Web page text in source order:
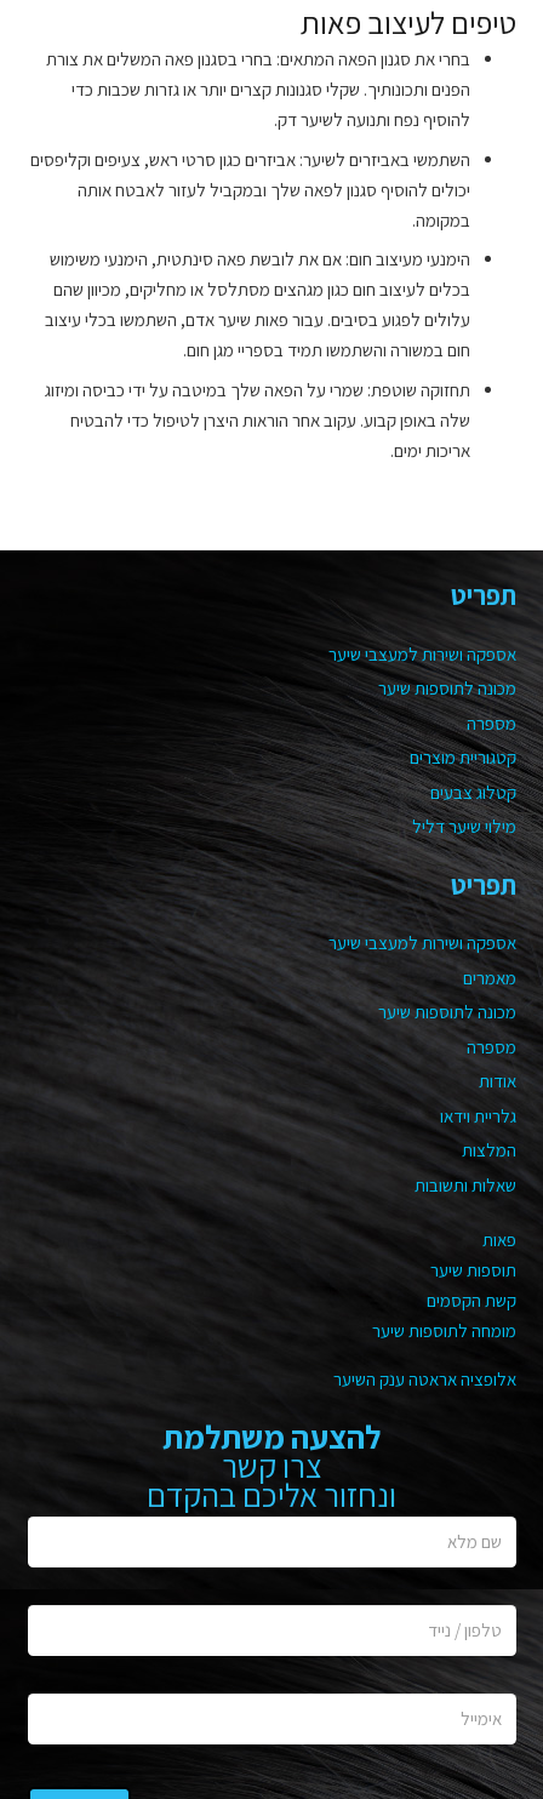
טיפים לעיצוב פאות
בחרי את סגנון הפאה המתאים: בחרי בסגנון פאה המשלים את צורת
הפנים ותכונותיך. שקלי סגנונות קצרים יותר או גזרות שכבות כדי
להוסיף נפח ותנועה לשיער דק.
השתמשי באביזרים לשיער: אביזרים כגון סרטי ראש, צעיפים וקליפסים
יכולים להוסיף סגנון לפאה שלך ובמקביל לעזור לאבטח אותה
במקומה.
הימנעי מעיצוב חום: אם את לובשת פאה סינתטית, הימנעי משימוש
בכלים לעיצוב חום כגון מגהצים מסתלסל או מחליקים, מכיוון שהם
עלולים לפגוע בסיבים. עבור פאות שיער אדם, השתמשו בכלי עיצוב
חום במשורה והשתמשו תמיד בספריי מגן חום.
תחזוקה שוטפת: שמרי על הפאה שלך במיטבה על ידי כביסה ומיזוג
שלה באופן קבוע. עקוב אחר הוראות היצרן לטיפול כדי להבטיח
אריכות ימים.
תפריט
אספקה ושירות למעצבי שיער
מכונה לתוספות שיער
מספרה
קטגוריית מוצרים
קטלוג צבעים
מילוי שיער דליל
תפריט
אספקה ושירות למעצבי שיער
מאמרים
מכונה לתוספות שיער
מספרה
אודות
גלריית וידאו
המלצות
שאלות ותשובות
פאות
תוספות שיער
קשת הקסמים
מומחה לתוספות שיער
אלופציה אראטה ענק השיער
להצעה משתלמת
צרו קשר
ונחזור אליכם בהקדם